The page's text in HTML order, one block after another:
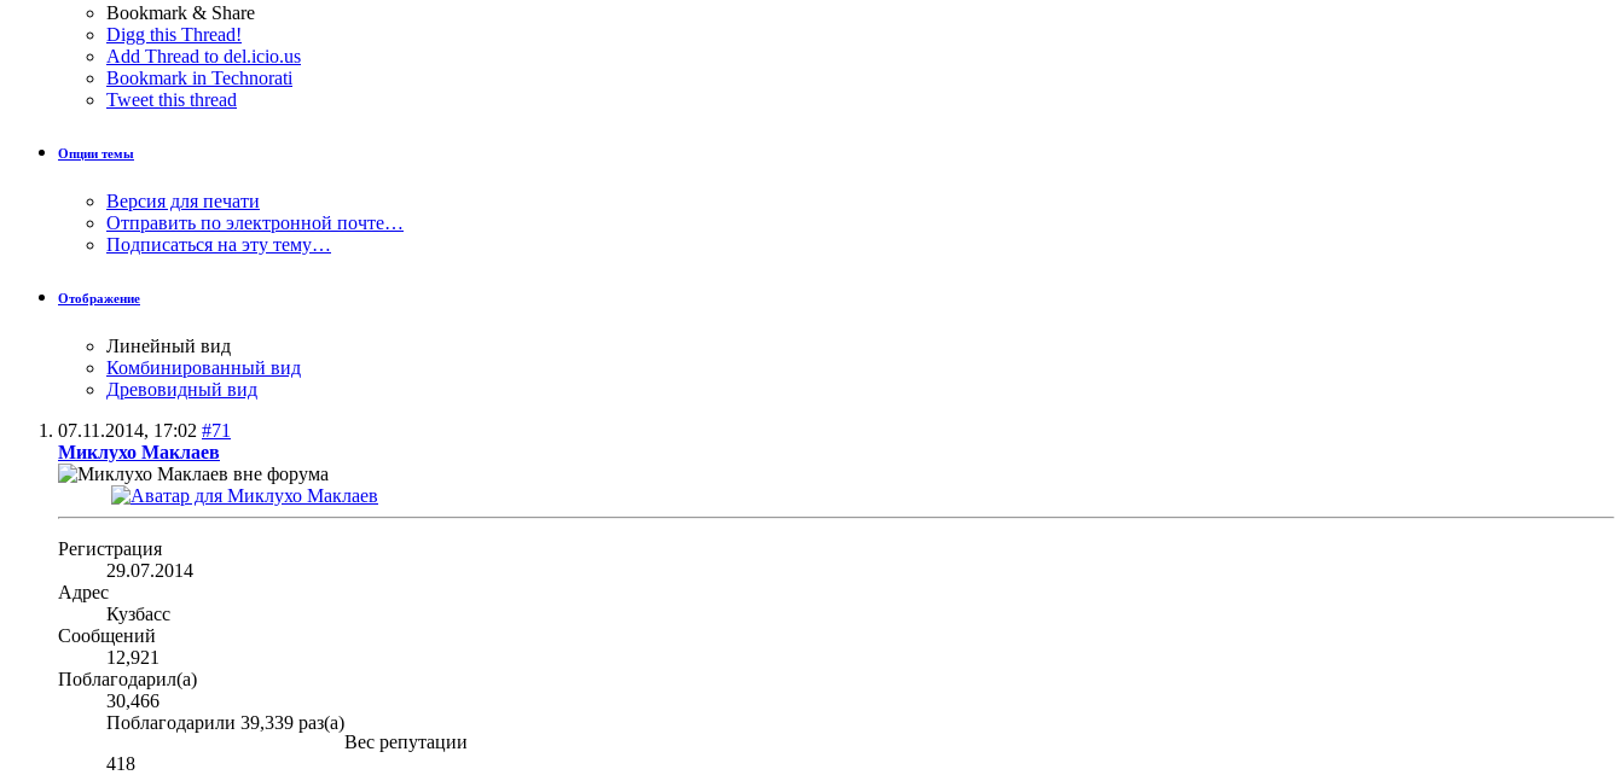
Bookmark & Share
Digg this Thread!
Add Thread to del.icio.us
Bookmark in Technorati
Tweet this thread
Опции темы
Версия для печати
Отправить по электронной почте…
Подписаться на эту тему…
Отображение
Линейный вид
Комбинированный вид
Древовидный вид
07.11.2014, 17:02 #71
Миклухо Маклаев
Регистрация
29.07.2014
Адрес
Кузбасс
Сообщений
12,921
Поблагодарил(а)
30,466
Поблагодарили 39,339 раз(а)
Вес репутации
418